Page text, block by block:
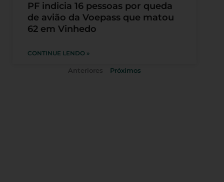
PF indicia 16 pessoas por queda
de avião da Voepass que matou
62 em Vinhedo
CONTINUE LENDO »
Anteriores Próximos